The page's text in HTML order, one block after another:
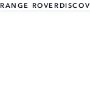
RANGE ROVER